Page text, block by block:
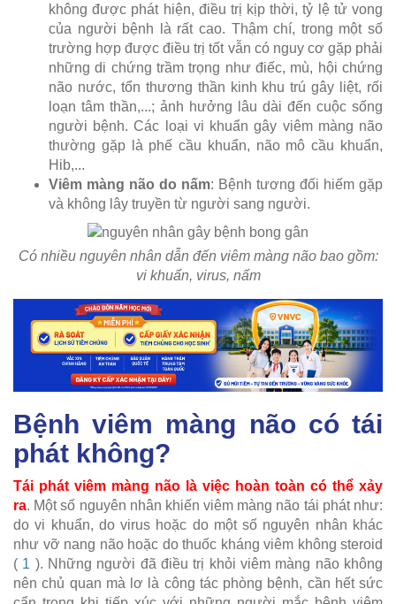
không được phát hiện, điều trị kịp thời, tỷ lệ tử vong
của người bệnh là rất cao. Thậm chí, trong một số
trường hợp được điều trị tốt vẫn có nguy cơ gặp phải
những di chứng trầm trọng như điếc, mù, hội chứng
não nước, tổn thương thần kinh khu trú gây liệt, rối
loạn tâm thần,...; ảnh hưởng lâu dài đến cuộc sống
người bệnh. Các loại vi khuẩn gây viêm màng não
thường gặp là phế cầu khuẩn, não mô cầu khuẩn,
Hib,...
Viêm màng não do nấm: Bệnh tương đối hiếm gặp
và không lây truyền từ người sang người.
Có nhiều nguyên nhân dẫn đến viêm màng não bao gồm:
vi khuẩn, virus, nấm
Bệnh viêm màng não có tái
phát không?
Tái phát viêm màng não là việc hoàn toàn có thể xảy
ra. Một số nguyên nhân khiến viêm màng não tái phát như:
do vi khuẩn, do virus hoặc do một số nguyên nhân khác
như vỡ nang não hoặc do thuốc kháng viêm không steroid
( 1 ). Những người đã điều trị khỏi viêm màng não không
nên chủ quan mà lơ là công tác phòng bệnh, cần hết sức